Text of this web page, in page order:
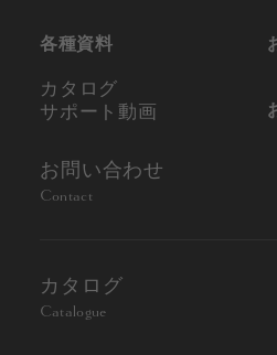
各種資料
カタログ
サポート動画
お問い合わせ
Contact
カタログ
Catalogue